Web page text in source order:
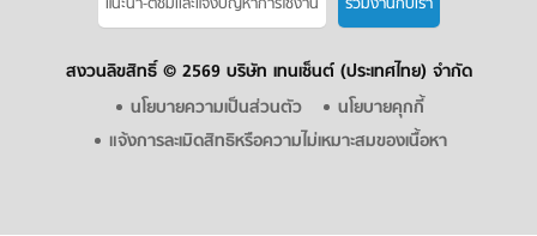
สงวนลิขสิทธิ์ © 2569 บริษัท เทนเซ็นต์ (ประเทศไทย) จำกัด
นโยบายความเป็นส่วนตัว
นโยบายคุกกี้
แจ้งการละเมิดสิทธิหรือความไม่เหมาะสมของเนื้อหา